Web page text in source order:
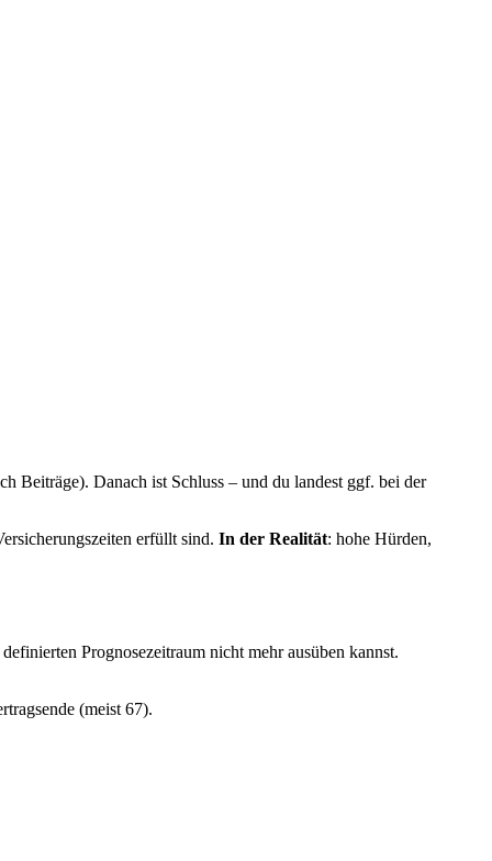
Beiträge). Danach ist Schluss – und du landest ggf. bei der
erfüllt sind. In der Realität: hohe Hürden,
Prognosezeitraum nicht mehr ausüben kannst.
(meist 67).